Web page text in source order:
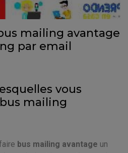
mailing avantage
par email
vous
mailing
bus mailing avantage un